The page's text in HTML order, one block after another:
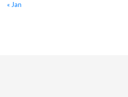
« Jan